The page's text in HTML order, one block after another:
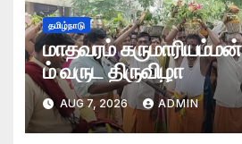
தமிழ்நாடு
மாதவரம்
ம் வருட திருவிழா
AUG 7, 2026 ADMIN